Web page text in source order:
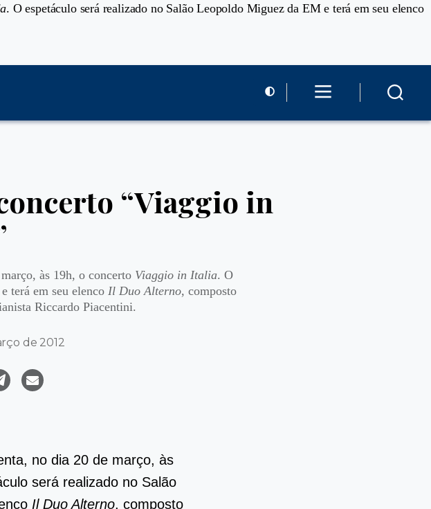
. O espetáculo será realizado no Salão Leopoldo Miguez da EM e terá em seu elenco
“Viaggio in
às 19h, o concerto Viaggio in Italia. O
terá em seu elenco Il Duo Alterno, composto
Riccardo Piacentini.
de 2012
no dia 20 de março, às
será realizado no Salão
Il Duo Alterno, composto